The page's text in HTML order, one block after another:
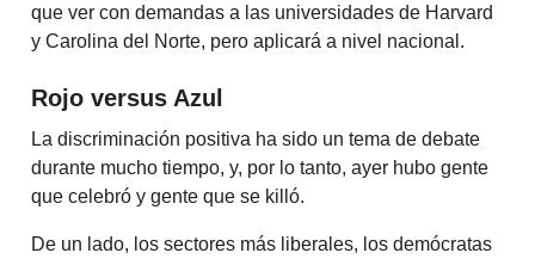
que ver con demandas a las universidades de Harvard
y Carolina del Norte, pero aplicará a nivel nacional.
Rojo versus Azul
La discriminación positiva ha sido un tema de debate
durante mucho tiempo, y, por lo tanto, ayer hubo gente
que celebró y gente que se killó.
De un lado, los sectores más liberales, los demócratas